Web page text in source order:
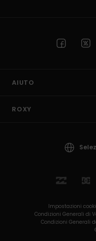
AIUTO
ROXY
Impostazioni
Condizioni Generali di
Condizioni Generali